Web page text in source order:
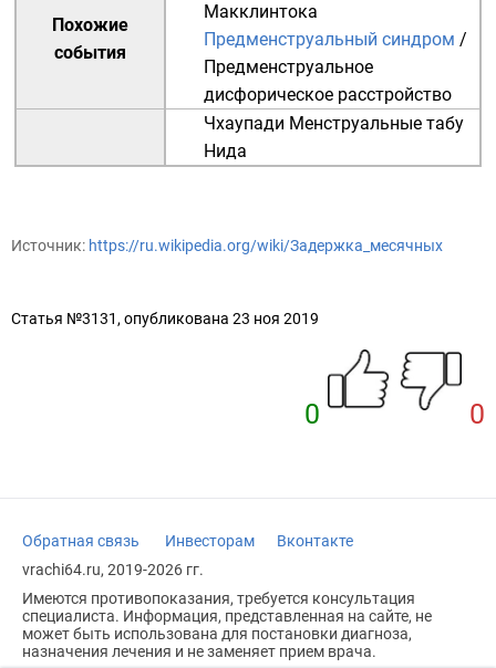
Похожие
события
Макклинтока
Предменструальный синдром /
Предменструальное
дисфорическое расстройство
Чхаупади Менструальные табу
Нида
Источник: https://ru.wikipedia.org/wiki/Задержка_месячных
Статья №3131, опубликована 23 ноя 2019
0 0
Обратная связь Инвесторам
Вконтакте
vrachi64.ru, 2019-2026 гг.
Имеются противопоказания, требуется консультация
специалиста. Информация, представленная на сайте, не
может быть использована для постановки диагноза,
назначения лечения и не заменяет прием врача.